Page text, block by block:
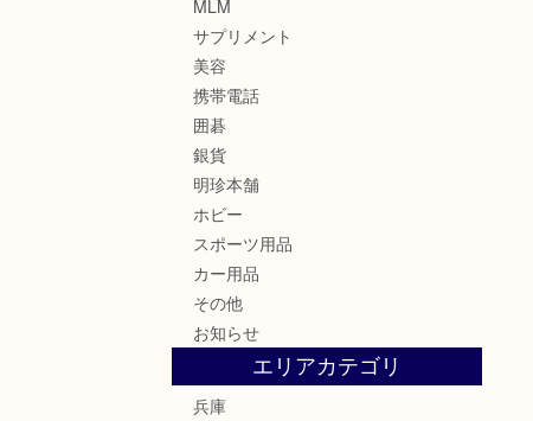
MLM
サプリメント
美容
携帯電話
囲碁
銀貨
明珍本舗
ホビー
スポーツ用品
カー用品
その他
お知らせ
エリアカテゴリ
兵庫